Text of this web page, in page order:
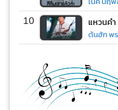
10 แหวนคำ
ต้นฮัก พ